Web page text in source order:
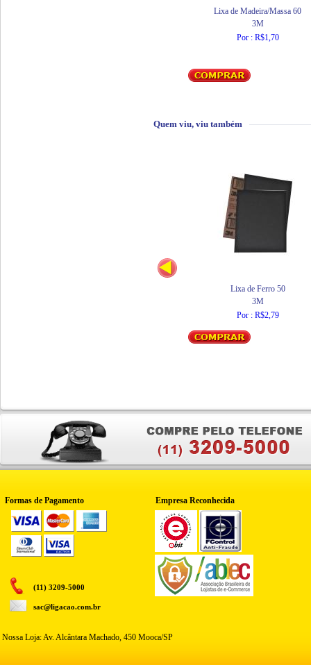
Lixa de Madeira/Massa 60
3M
Por : R$1,70
Quem viu, viu também
Lixa de Ferro 50
3M
Por : R$2,79
Formas de Pagamento Empresa Reconhecida
(11) 3209-5000
sac@ligacao.com.br
Nossa Loja: Av. Alcântara Machado, 450 Mooca/SP